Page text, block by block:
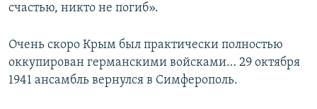
счастью, никто не погиб».
Очень скоро Крым был практически полностью
оккупирован германскими войсками… 29 октября
1941 ансамбль вернулся в Симферополь.